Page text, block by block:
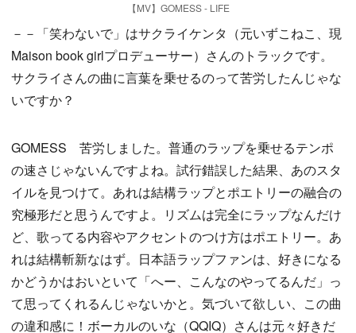
【MV】GOMESS - LIFE
－－「笑わないで」はサクライケンタ（元いずこねこ、現
Maison book girlプロデューサー）さんのトラックです。
サクライさんの曲に言葉を乗せるのって苦労したんじゃな
いですか？
GOMESS 苦労しました。普通のラップを乗せるテンポ
の速さじゃないんですよね。試行錯誤した結果、あのスタ
イルを見つけて。あれは結構ラップとポエトリーの融合の
究極形だと思うんですよ。リズムは完全にラップなんだけ
ど、歌ってる内容やアクセントのつけ方はポエトリー。あ
れは結構斬新なはず。日本語ラップファンは、好きになる
かどうかはおいといて「へー、こんなのやってるんだ」っ
て思ってくれるんじゃないかと。気づいて欲しい、この曲
の違和感に！ボーカルのいな（QQIQ）さんは元々好きだ